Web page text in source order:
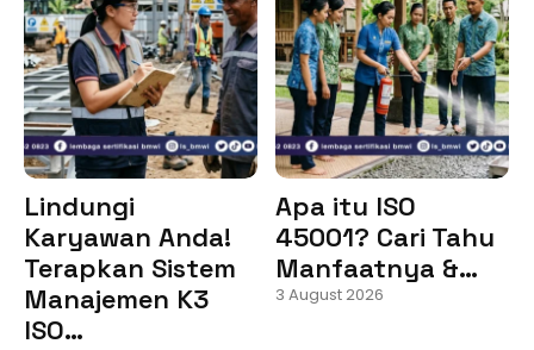
Lindungi
Karyawan Anda!
Terapkan Sistem
Manajemen K3
ISO…
Apa itu ISO
45001? Cari Tahu
Manfaatnya &…
3 August 2026